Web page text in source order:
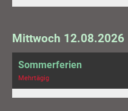
Mittwoch 12.08.2026
Sommerferien
Mehrtägig